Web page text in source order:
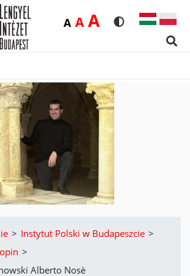
Rozmiar
ADomyślna
AŚrednia
ADużaWersja
> Instytut Polski w Budapeszcie >
>
Alberto Nosè